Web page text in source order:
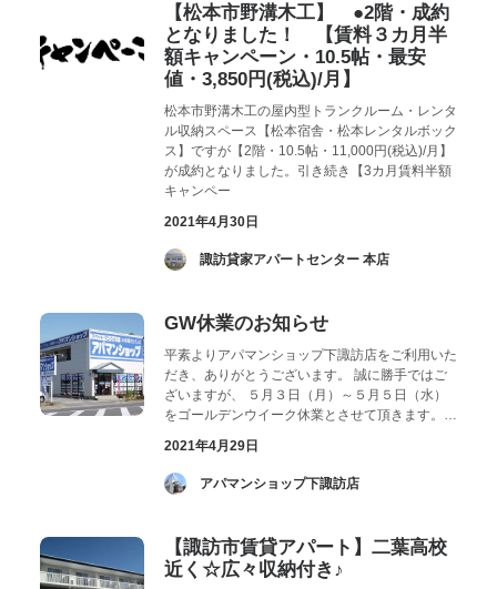
【松本市野溝木工】 ●2階・成約
となりました！ 【賃料３カ月半
額キャンペーン・10.5帖・最安
値・3,850円(税込)/月】
松本市野溝木工の屋内型トランクルーム・レンタ
ル収納スペース【松本宿舎・松本レンタルボック
ス】ですが【2階・10.5帖・11,000円(税込)/月】
が成約となりました。引き続き【3カ月賃料半額
キャンペー
2021年4月30日
­ 諏訪貸家アパートセンター 本店
GW休業のお知らせ
平素よりアパマンショップ下諏訪店をご利用いた
だき、ありがとうございます。 誠に勝手ではご
ざいますが、 ５月３日（月）～５月５日（水）
をゴールデンウイーク休業とさせて頂きます。…
2021年4月29日
­ アパマンショップ下諏訪店
【諏訪市賃貸アパート】二葉高校
近く☆広々収納付き♪